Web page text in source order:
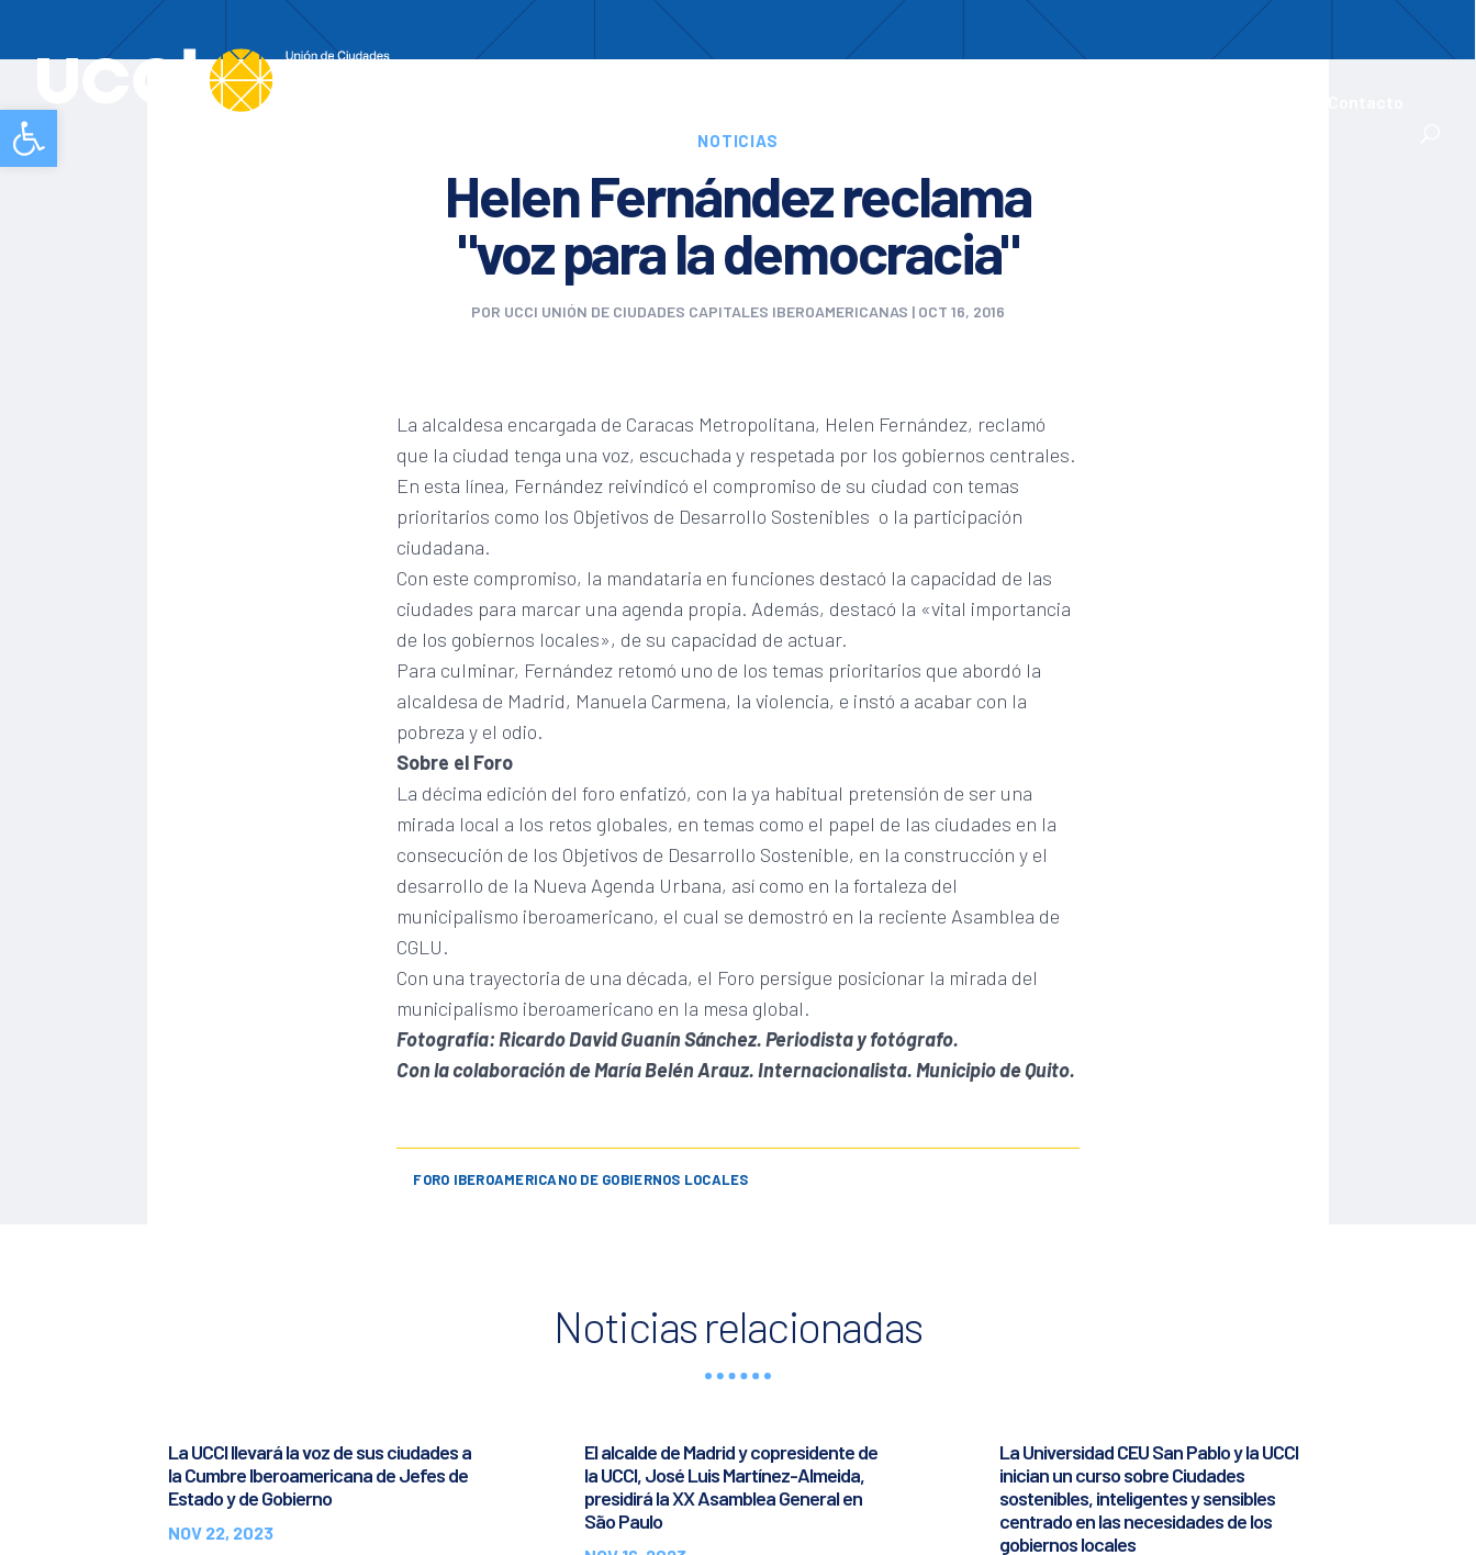
Abrir barra de herramientas NOTICIAS
Helen Fernández reclama
"voz para la democracia"
POR UCCI UNIÓN DE CIUDADES CAPITALES IBEROAMERICANAS | OCT 16, 2016
La alcaldesa encargada de Caracas Metropolitana, Helen Fernández, reclamó
que la ciudad tenga una voz, escuchada y respetada por los gobiernos centrales.
En esta línea, Fernández reivindicó el compromiso de su ciudad con temas
prioritarios como los Objetivos de Desarrollo Sostenibles o la participación
ciudadana.
Con este compromiso, la mandataria en funciones destacó la capacidad de las
ciudades para marcar una agenda propia. Además, destacó la «vital importancia
de los gobiernos locales», de su capacidad de actuar.
Para culminar, Fernández retomó uno de los temas prioritarios que abordó la
alcaldesa de Madrid, Manuela Carmena, la violencia, e instó a acabar con la
pobreza y el odio.
Sobre el Foro
La décima edición del foro enfatizó, con la ya habitual pretensión de ser una
mirada local a los retos globales, en temas como el papel de las ciudades en la
consecución de los Objetivos de Desarrollo Sostenible, en la construcción y el
desarrollo de la Nueva Agenda Urbana, así como en la fortaleza del
municipalismo iberoamericano, el cual se demostró en la reciente Asamblea de
CGLU.
Con una trayectoria de una década, el Foro persigue posicionar la mirada del
municipalismo iberoamericano en la mesa global.
Fotografía: Ricardo David Guanín Sánchez. Periodista y fotógrafo.
Con la colaboración de María Belén Arauz. Internacionalista. Municipio de Quito.
FORO IBEROAMERICANO DE GOBIERNOS LOCALES
Noticias relacionadas
La UCCI llevará la voz de sus ciudades a
la Cumbre Iberoamericana de Jefes de
Estado y de Gobierno
NOV 22, 2023
El alcalde de Madrid y copresidente de
la UCCI, José Luis Martínez-Almeida,
presidirá la XX Asamblea General en
São Paulo
La Universidad CEU San Pablo y la UCCI
inician un curso sobre Ciudades
sostenibles, inteligentes y sensibles
centrado en las necesidades de los
gobiernos locales